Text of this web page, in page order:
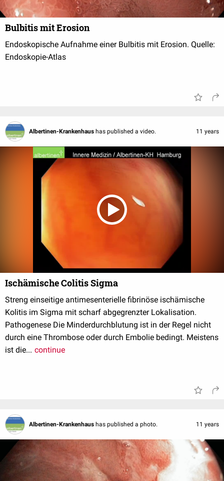
Bulbitis mit Erosion
Endoskopische Aufnahme einer Bulbitis mit Erosion. Quelle:
Endoskopie-Atlas
Albertinen-Krankenhaus has published a video. 11 years
Ischämische Colitis Sigma
Streng einseitige antimesenterielle fibrinöse ischämische
Kolitis im Sigma mit scharf abgegrenzter Lokalisation.
Pathogenese Die Minderdurchblutung ist in der Regel nicht
durch eine Thrombose oder durch Embolie bedingt. Meistens
ist die... continue
Albertinen-Krankenhaus has published a photo. 11 years